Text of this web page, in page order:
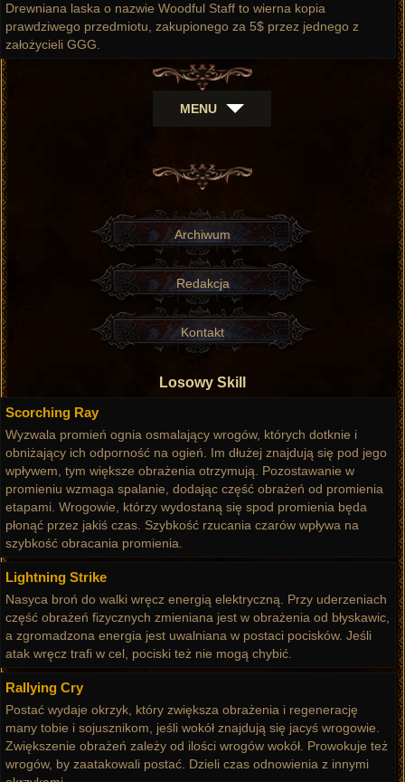
Drewniana laska o nazwie Woodful Staff to wierna kopia
prawdziwego przedmiotu, zakupionego za 5$ przez jednego z
założycieli GGG.
MENU
Archiwum
Redakcja
Kontakt
Losowy Skill
Scorching Ray
Wyzwala promień ognia osmalający wrogów, których dotknie i
obniżający ich odporność na ogień. Im dłużej znajdują się pod jego
wpływem, tym większe obrażenia otrzymują. Pozostawanie w
promieniu wzmaga spalanie, dodając część obrażeń od promienia
etapami. Wrogowie, którzy wydostaną się spod promienia będa
płonąć przez jakiś czas. Szybkość rzucania czarów wpływa na
szybkość obracania promienia.
Lightning Strike
Nasyca broń do walki wręcz energią elektryczną. Przy uderzeniach
część obrażeń fizycznych zmieniana jest w obrażenia od błyskawic,
a zgromadzona energia jest uwalniana w postaci pocisków. Jeśli
atak wręcz trafi w cel, pociski też nie mogą chybić.
Rallying Cry
Postać wydaje okrzyk, który zwiększa obrażenia i regenerację
many tobie i sojusznikom, jeśli wokół znajdują się jacyś wrogowie.
Zwiększenie obrażeń zależy od ilości wrogów wokół. Prowokuje też
wrogów, by zaatakowali postać. Dzieli czas odnowienia z innymi